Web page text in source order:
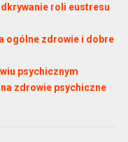
roli eustresu
ogólne zdrowie i dobre
psychicznym
na zdrowie psychiczne